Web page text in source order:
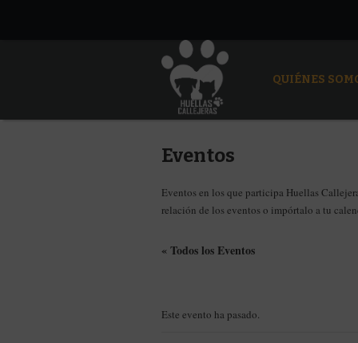
QUIÉNES
Eventos
Eventos en los que participa Huellas
relación de los eventos o impórtalo a tu
« Todos los Eventos
Este evento ha pasado.